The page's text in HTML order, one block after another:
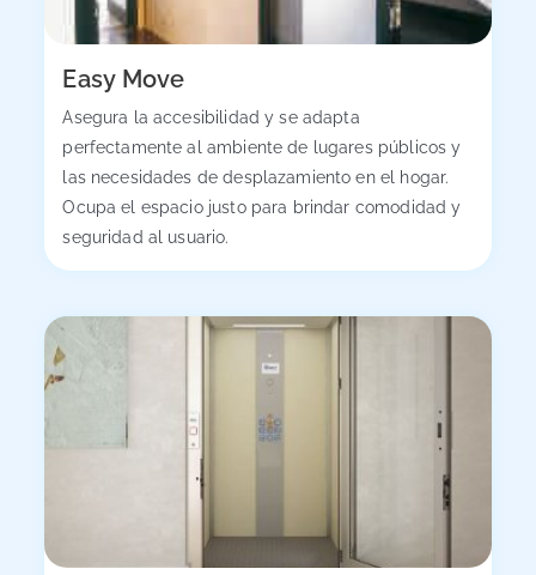
Easy Move
Asegura la accesibilidad y se adapta
perfectamente al ambiente de lugares públicos y
las necesidades de desplazamiento en el hogar.
Ocupa el espacio justo para brindar comodidad y
seguridad al usuario.